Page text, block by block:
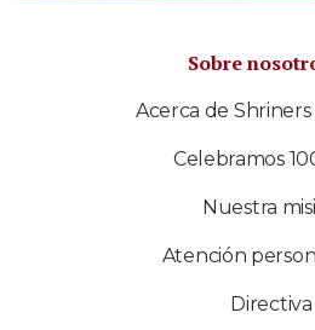
Sobre
Acerca de
Celebramos
Nuestra
Atención
Directiva